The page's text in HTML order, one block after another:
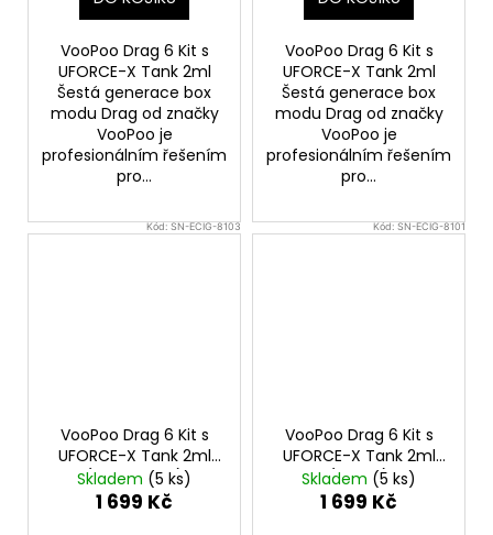
VooPoo Drag 6 Kit s
UFORCE-X Tank 2ml
Šestá generace box
modu Drag od značky
VooPoo je
profesionálním řešením
pro...
VooPoo Drag 6 Kit s
UFORCE-X Tank 2ml
Šestá generace box
modu Drag od značky
VooPoo je
profesionálním řešením
pro...
Kód:SN-ECIG-8103
VooPoo Drag 6 Kit s
UFORCE-X Tank 2ml
(Metal Gray)
Skladem (5 ks)
1 699 Kč
Kód:SN-ECIG-8101
VooPoo Drag 6 Kit s
UFORCE-X Tank 2ml
(Brown)
Skladem (5 ks)
1 699 Kč